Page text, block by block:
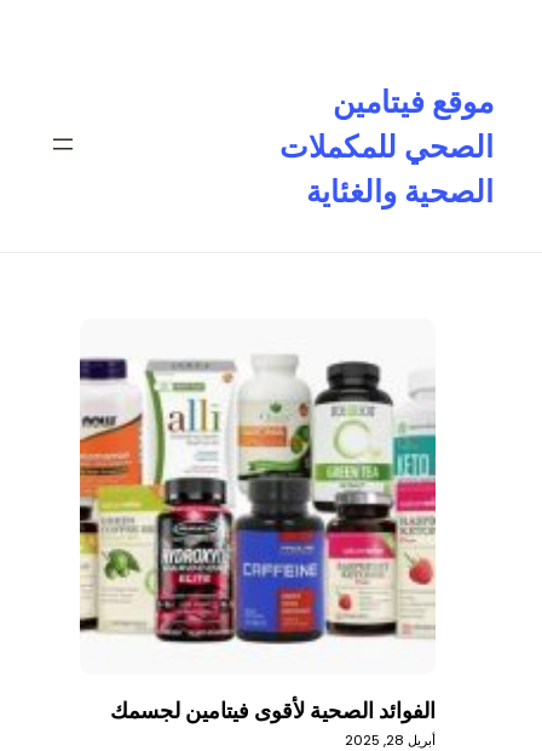
موقع فيتامين
الصحي للمكملات
الصحية والغئاية
الفوائد الصحية لأقوى فيتامين لجسمك
أبريل 28, 2025